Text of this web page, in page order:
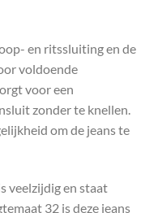
en ritssluiting en de
voldoende
voor een
zonder te knellen.
om de jeans te
veelzijdig en staat
32 is deze jeans